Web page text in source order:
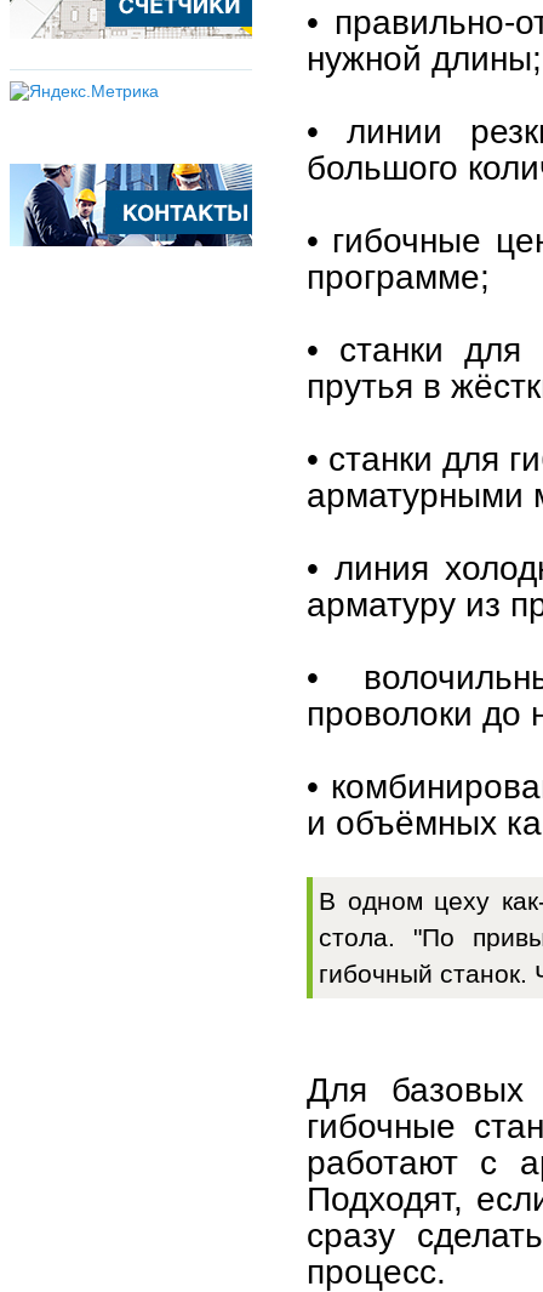
• правильно-
нужной длины;
• линии
большого
• гибочные
программе;
• станки для
прутья в
• станки для
арматурными
• линия
арматуру из
•
проволоки до
•
и объёмных
В одном цеху
стола. "По
гибочный станок.
Для базовых
гибочные
работают с
Подходят,
сразу
процесс.